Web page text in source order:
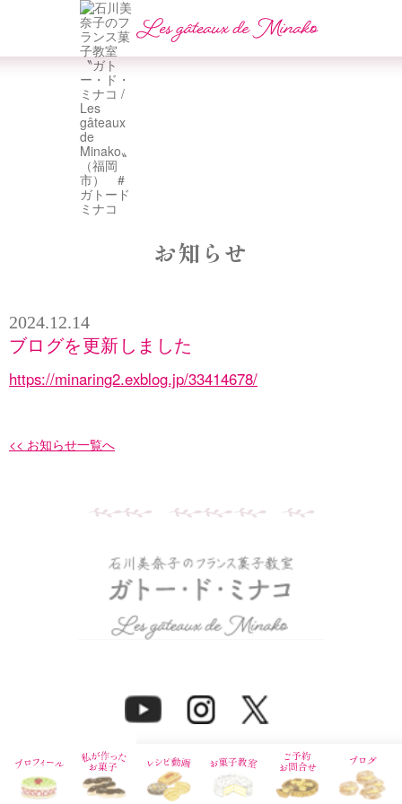
お知らせ
2024.12.14
ブログを更新しました
https://minaring2.exblog.jp/33414678/
<< お知らせ一覧へ